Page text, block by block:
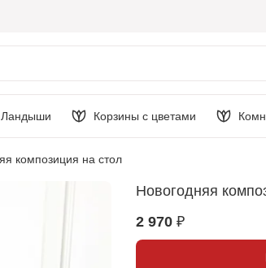
Ландыши Корзины с цветами
композиция на стол
Новогодняя
2 970 ₽